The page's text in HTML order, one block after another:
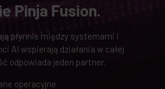
Pinja Fusion.
płynnie między systemami i
AI wspierają działania w całej
odpowiada jeden partner.
operacyjne